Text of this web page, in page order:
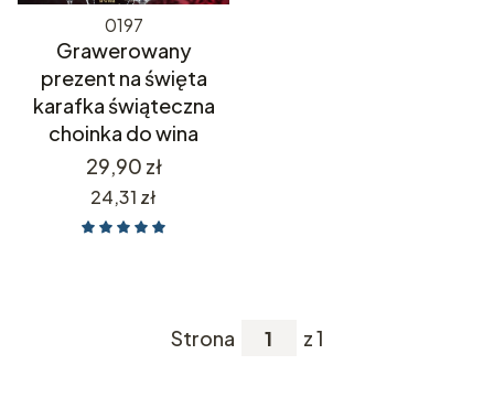
0197
Grawerowany
prezent na święta
karafka świąteczna
choinka do wina
Cena
29,90 zł
Cena
24,31 zł
Strona z 1